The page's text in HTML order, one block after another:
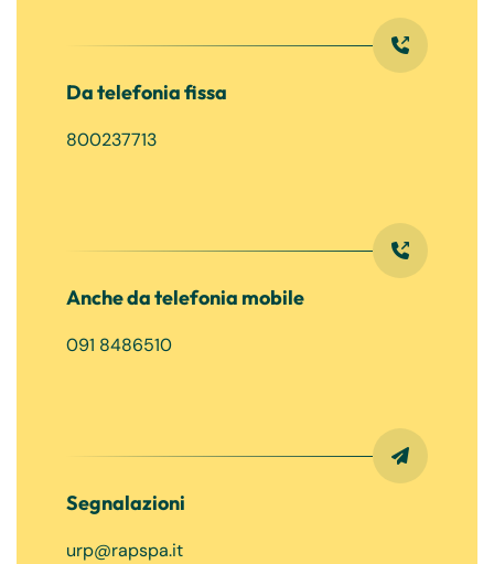
Da telefonia fissa
800237713
Anche da telefonia mobile
091 8486510
Segnalazioni
urp@rapspa.it